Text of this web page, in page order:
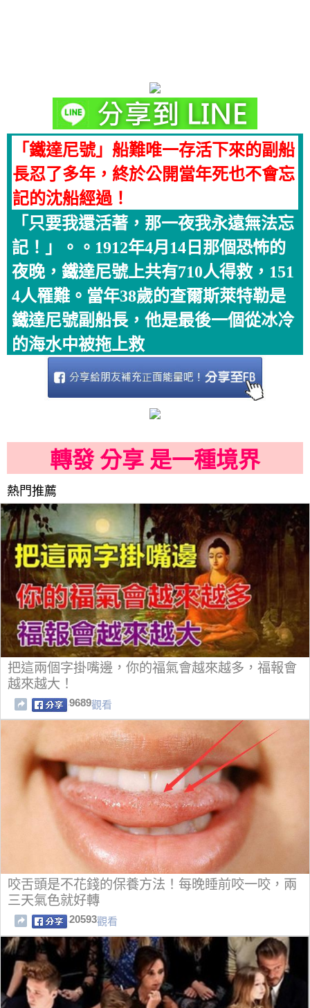
「鐵達尼號」船難唯一存活下來的副船
長忍了多年，終於公開當年死也不會忘
記的沈船經過！
「只要我還活著，那一夜我永遠無法忘
記！」。。1912年4月14日那個恐怖的
夜晚，鐵達尼號上共有710人得救，151
4人罹難。當年38歲的查爾斯萊特勒是
鐵達尼號副船長，他是最後一個從冰冷
的海水中被拖上救
轉發 分享 是一種境界
熱門推薦
把這兩個字掛嘴邊，你的福氣會越來越多，福報會
越來越大！
9689觀看
咬舌頭是不花錢的保養方法！每晚睡前咬一咬，兩
三天氣色就好轉
20593觀看